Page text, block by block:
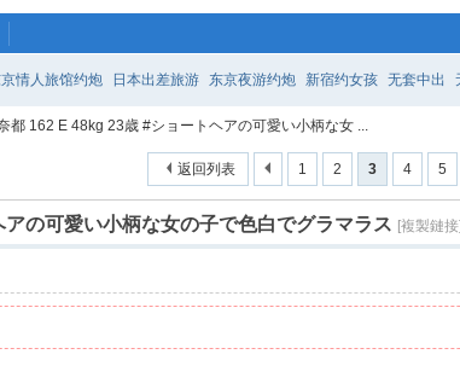
情人旅馆约炮 日本出差旅游 东京夜游约炮 新宿约女孩 无套中出
都 162 E 48kg 23歳 #ショートヘアの可愛い小柄な女 ...
1 2 3 4 5
返回列表
の可愛い小柄な女の子で色白でグラマラス [複製鏈